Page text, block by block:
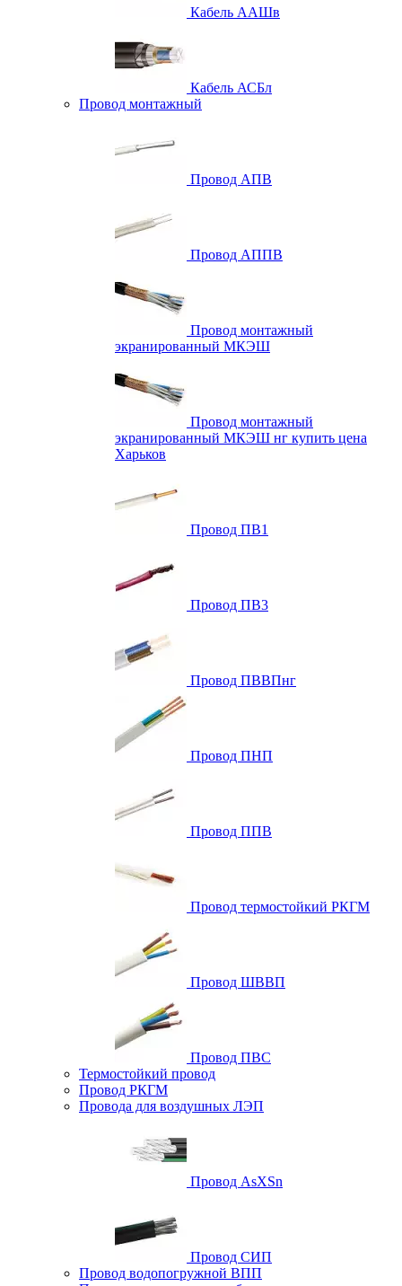
Кабель ААШв
Кабель АСБл
Провод монтажный
Провод АПВ
Провод АППВ
Провод монтажный
экранированный МКЭШ
Провод монтажный
экранированный МКЭШ нг купить цена
Харьков
Провод ПВ1
Провод ПВ3
Провод ПВВПнг
Провод ПНП
Провод ППВ
Провод термостойкий РКГМ
Провод ШВВП
Провод ПВС
Термостойкий провод
Провод РКГМ
Провода для воздушных ЛЭП
Провод AsXSn
Провод СИП
Провод водопогружной ВПП